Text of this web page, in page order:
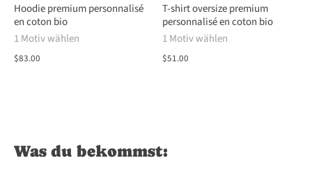
Hoodie premium personnalisé
en coton bio
1 Motiv wählen
$83.00
T-shirt oversize premium
personnalisé en coton bio
1 Motiv wählen
$51.00
Was du bekommst: